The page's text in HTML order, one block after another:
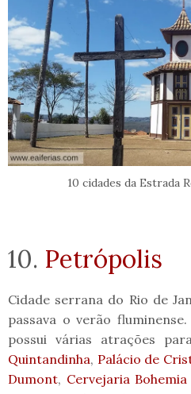
10 cidades da Estrada
10. Petrópolis
Cidade serrana do Rio de
passava o verão
possui várias atrações
Quintandinha, Palácio de
Dumont, Cervejaria Bohemia